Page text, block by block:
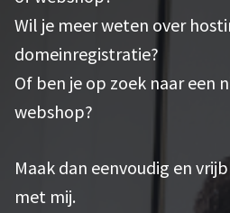
Wil je meer weten over
domeinregistratie?
Of ben je op zoek naar een
webshop?
Maak dan eenvoudig en
met mij.